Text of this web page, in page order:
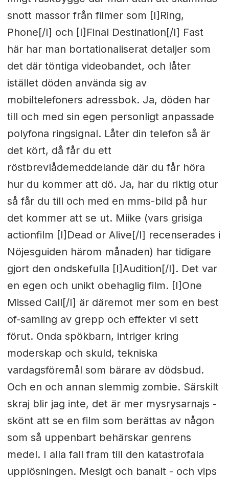
snott massor från filmer som [I]Ring,
Phone[/I] och [I]Final Destination[/I] Fast
här har man bortationaliserat detaljer som
det där töntiga videobandet, och låter
istället döden använda sig av
mobiltelefoners adressbok. Ja, döden har
till och med sin egen personligt anpassade
polyfona ringsignal. Låter din telefon så är
det kört, då får du ett
röstbrevlådemeddelande där du får höra
hur du kommer att dö. Ja, har du riktig otur
så får du till och med en mms-bild på hur
det kommer att se ut. Miike (vars grisiga
actionfilm [I]Dead or Alive[/I] recenserades i
Nöjesguiden härom månaden) har tidigare
gjort den ondskefulla [I]Audition[/I]. Det var
en egen och unikt obehaglig film. [I]One
Missed Call[/I] är däremot mer som en best
of-samling av grepp och effekter vi sett
förut. Onda spökbarn, intriger kring
moderskap och skuld, tekniska
vardagsföremål som bärare av dödsbud.
Och en och annan slemmig zombie. Särskilt
skraj blir jag inte, det är mer mysrysarnajs -
skönt att se en film som berättas av någon
som så uppenbart behärskar genrens
medel. I alla fall fram till den katastrofala
upplösningen. Mesigt och banalt - och vips